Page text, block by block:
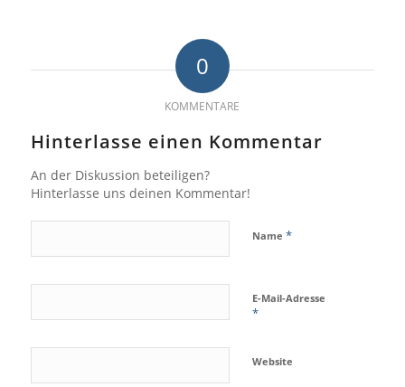
0
KOMMENTARE
Hinterlasse einen Kommentar
An der Diskussion beteiligen?
Hinterlasse uns deinen Kommentar!
Name *
E-Mail-Adresse
*
Website